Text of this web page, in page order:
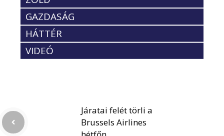
GAZDASÁG
HÁTTÉR
VIDEÓ
Járatai felét törli a
Brussels Airlines